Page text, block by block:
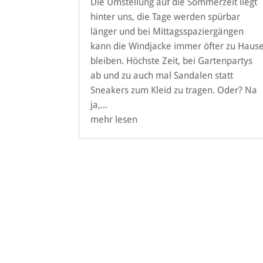
hinter uns, die Tage werden spürbar
länger und bei Mittagsspaziergängen
kann die Windjacke immer öfter zu
bleiben. Höchste Zeit, bei Gartenpartys
ab und zu auch mal Sandalen statt
Sneakers zum Kleid zu tragen. Oder? Na
ja,...
mehr lesen